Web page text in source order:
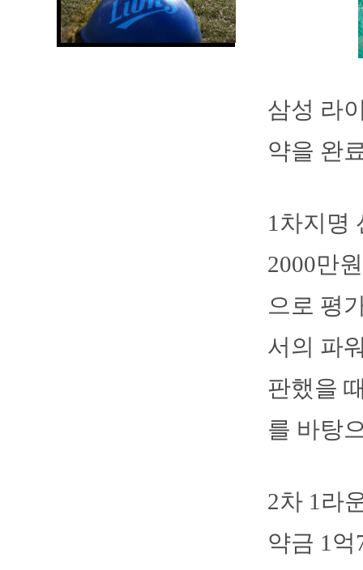
삼성 라
약을 완
1차지명
2000만
으로 평
서의 파
판했을
를 바탕
2차 1라
약금 1